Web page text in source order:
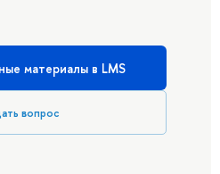
материалы в LMS
вопрос